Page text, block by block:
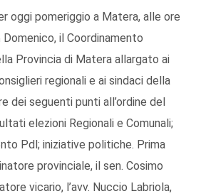
oggi pomeriggio a Matera, alle ore
il Coordinamento
Provincia di Matera allargato ai
regionali e ai sindaci della
dei seguenti punti all’ordine del
elezioni Regionali e Comunali;
Pdl; iniziative politiche. Prima
provinciale, il sen. Cosimo
vicario, l’avv. Nuccio Labriola,